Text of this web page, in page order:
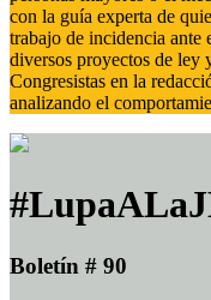
con la guía experta de
trabajo de incidencia ante
diversos proyectos de ley
Congresistas en la
analizando el
Boletín # 90